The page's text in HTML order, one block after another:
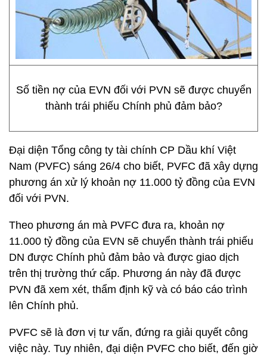
Số tiền nợ của EVN đối với PVN sẽ được chuyển
thành trái phiếu Chính phủ đảm bảo?
Đại diện Tổng công ty tài chính CP Dầu khí Việt
Nam (PVFC) sáng 26/4 cho biết, PVFC đã xây dựng
phương án xử lý khoản nợ 11.000 tỷ đồng của EVN
đối với PVN.
Theo phương án mà PVFC đưa ra, khoản nợ
11.000 tỷ đồng của EVN sẽ chuyển thành trái phiếu
DN được Chính phủ đảm bảo và được giao dịch
trên thị trường thứ cấp. Phương án này đã được
PVN đã xem xét, thẩm định kỹ và có báo cáo trình
lên Chính phủ.
PVFC sẽ là đơn vị tư vấn, đứng ra giải quyết công
việc này. Tuy nhiên, đại diện PVFC cho biết, đến giờ